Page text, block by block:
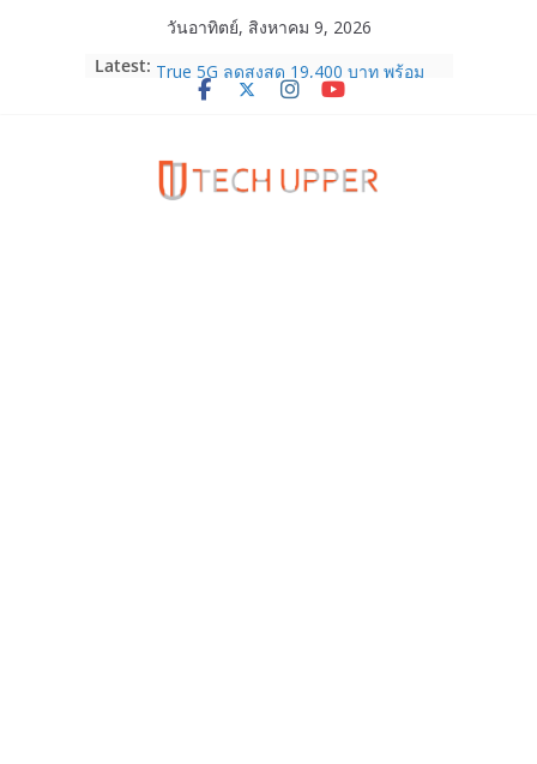
วันอาทิตย์, สิงหาคม 9, 2026
Latest: HUAWEI Pura 90s Series 5G+ ซื้อกับ
True 5G ลดสูงสุด 19,400 บาท พร้อม
TrueVisions ชวนคนไทยส่งใจเชียร์
“เนเน่ รอยัล” บนเวทีโลก ร่วมลุ้นทุก
โมเมนต์สำคัญใน AMERICA’S GOT